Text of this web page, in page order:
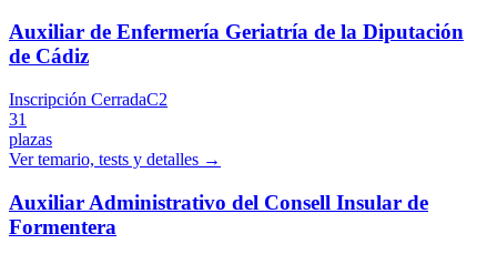
Auxiliar de Enfermería Geriatría de la Diputación
de Cádiz
Inscripción CerradaC2
31
plazas
Ver temario, tests y detalles →
Auxiliar Administrativo del Consell Insular de
Formentera